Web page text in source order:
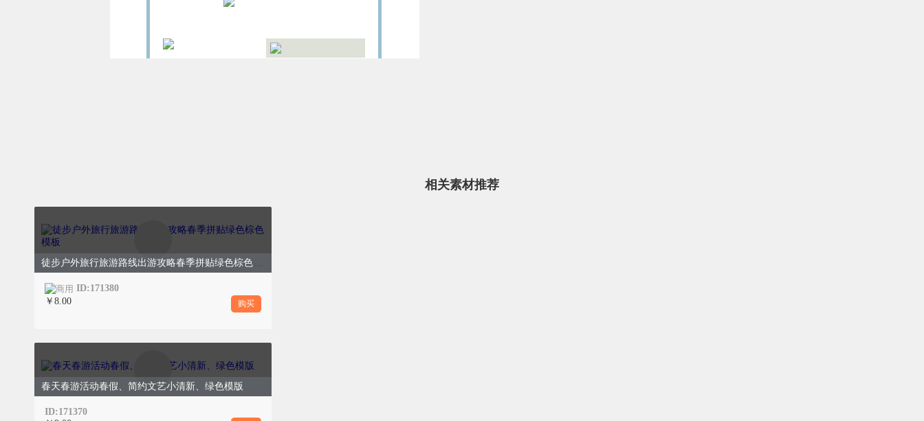
清明时节，春和景明，草木吐绿，正是亲
近自然的好时机。古人会在扫墓之余，踏
青赏春，舒展身心，这一习俗早在唐代就
相关素材推荐
ID:171380
￥8.00
购买
春天春游活动春假、简约文艺小清新、绿色模版
ID:171370